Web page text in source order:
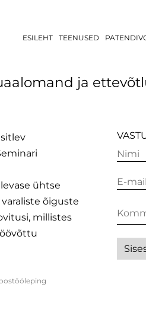
ESILEHT TEENUSED
ja
ühtse
õiguste
millistes